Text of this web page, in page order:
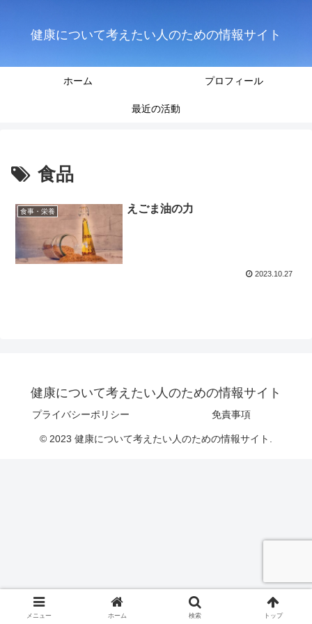
健康について考えたい人のための情報サイト
ホーム プロフィール
最近の活動
食品
食事・栄養 えごま油の力
2023.10.27
健康について考えたい人のための情報サイト
プライバシーポリシー 免責事項
© 2023 健康について考えたい人のための情報サイト.
メニュー ホーム 検索 トップ